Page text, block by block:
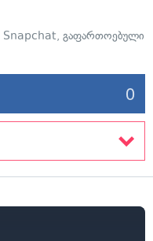
Snapchat, გაფართოებული
0